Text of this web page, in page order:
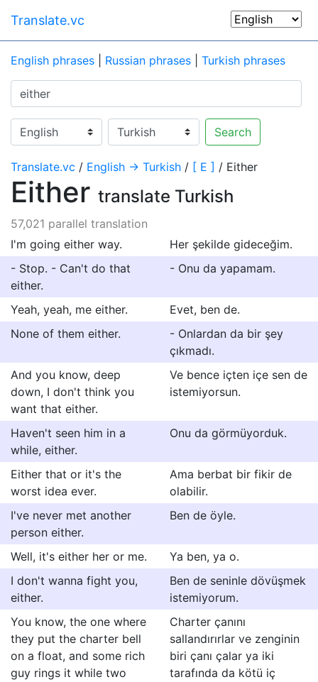
Translate.vc
English phrases Russian phrases Turkish phrases
Search
Translate.vc / English → Turkish / [ E ] / Either
Either translate Turkish
57,021 parallel translation
I'm going either way.
Her şekilde gideceğim.
- Stop. - Can't do that
either.
- Onu da yapamam.
Yeah, yeah, me either.
Evet, ben de.
None of them either.
- Onlardan da bir şey
çıkmadı.
And you know, deep
down, I don't think you
want that either.
Ve bence içten içe sen de
istemiyorsun.
Haven't seen him in a
while, either.
Onu da görmüyorduk.
Either that or it's the
worst idea ever.
Ama berbat bir fikir de
olabilir.
I've never met another
person either.
Ben de öyle.
Well, it's either her or me.
Ya ben, ya o.
I don't wanna fight you,
either.
Ben de seninle dövüşmek
istemiyorum.
You know, the one where
they put the charter bell
on a float, and some rich
guy rings it while two
Charter çanını
sallandırırlar ve zenginin
biri çanı çalar ya iki
tarafında da kötü iç